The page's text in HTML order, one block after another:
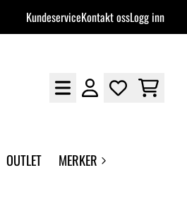
KundeserviceKontakt ossLogg inn
OUTLET MERKER